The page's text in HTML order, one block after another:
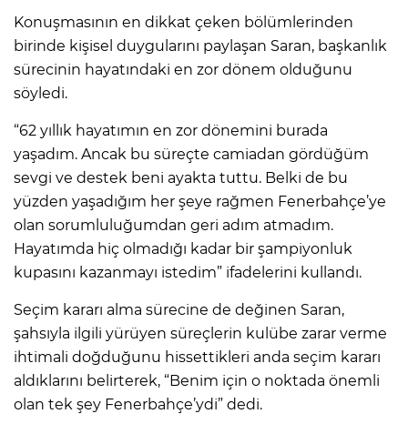
Konuşmasının en dikkat çeken bölümlerinden
birinde kişisel duygularını paylaşan Saran, başkanlık
sürecinin hayatındaki en zor dönem olduğunu
söyledi.
“62 yıllık hayatımın en zor dönemini burada
yaşadım. Ancak bu süreçte camiadan gördüğüm
sevgi ve destek beni ayakta tuttu. Belki de bu
yüzden yaşadığım her şeye rağmen Fenerbahçe’ye
olan sorumluluğumdan geri adım atmadım.
Hayatımda hiç olmadığı kadar bir şampiyonluk
kupasını kazanmayı istedim” ifadelerini kullandı.
Seçim kararı alma sürecine de değinen Saran,
şahsıyla ilgili yürüyen süreçlerin kulübe zarar verme
ihtimali doğduğunu hissettikleri anda seçim kararı
aldıklarını belirterek, “Benim için o noktada önemli
olan tek şey Fenerbahçe’ydi” dedi.